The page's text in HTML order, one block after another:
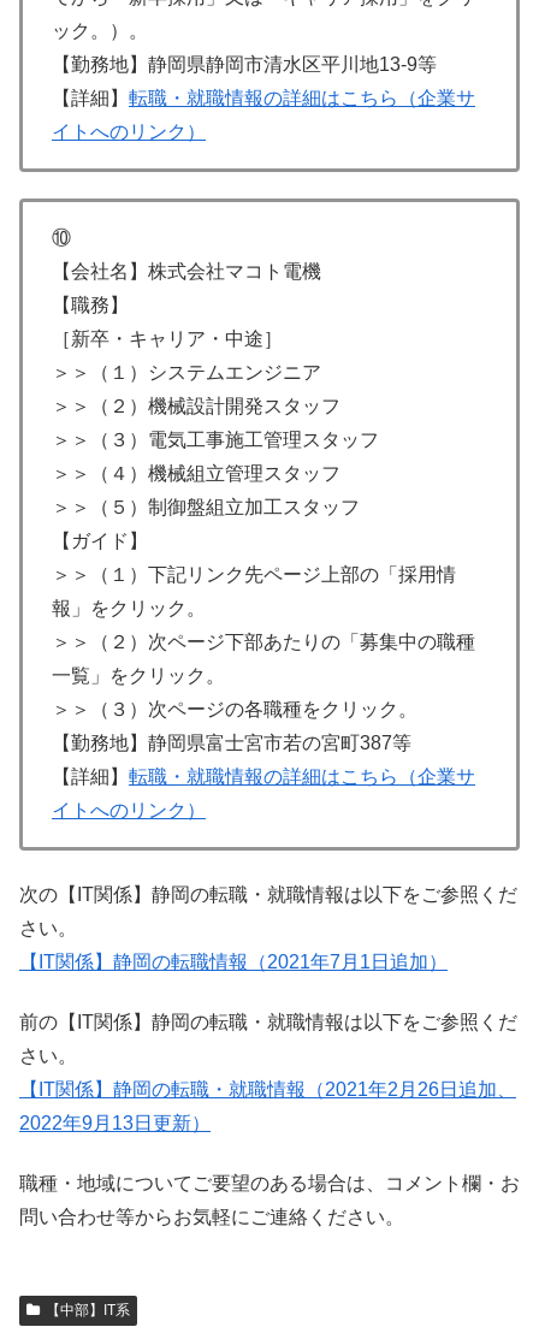
ック。）。
【勤務地】静岡県静岡市清水区平川地13-9等
【詳細】 転職・就職情報の詳細はこちら（企業サ
イトへのリンク）
⑩
【会社名】株式会社マコト電機
【職務】
［新卒・キャリア・中途］
＞＞（１）システムエンジニア
＞＞（２）機械設計開発スタッフ
＞＞（３）電気工事施工管理スタッフ
＞＞（４）機械組立管理スタッフ
＞＞（５）制御盤組立加工スタッフ
【ガイド】
＞＞（１）下記リンク先ページ上部の「採用情
報」をクリック。
＞＞（２）次ページ下部あたりの「募集中の職種
一覧」をクリック。
＞＞（３）次ページの各職種をクリック。
【勤務地】静岡県富士宮市若の宮町387等
【詳細】 転職・就職情報の詳細はこちら（企業サ
イトへのリンク）
次の【IT関係】静岡の転職・就職情報は以下をご参照くだ
さい。
【IT関係】静岡の転職情報（2021年7月1日追加）
前の【IT関係】静岡の転職・就職情報は以下をご参照くだ
さい。
【IT関係】静岡の転職・就職情報（2021年2月26日追加、
2022年9月13日更新）
職種・地域についてご要望のある場合は、コメント欄・お
問い合わせ等からお気軽にご連絡ください。
【中部】IT系